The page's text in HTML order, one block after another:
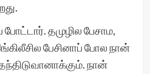
போட்டார். தமுழில பேசாம,
பேசினாப் போல நான்
நான்